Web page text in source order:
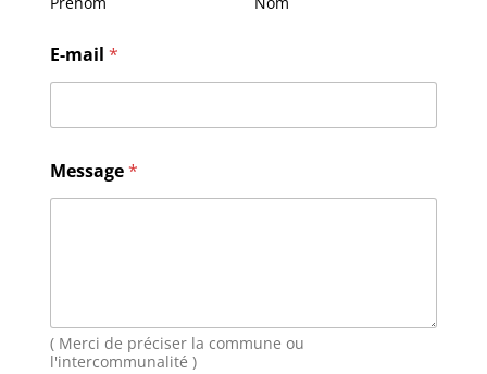
N
o
E
m
a
i
E-mail *
Message*
( Merci de préciser la commune ou
l'intercommunalité )